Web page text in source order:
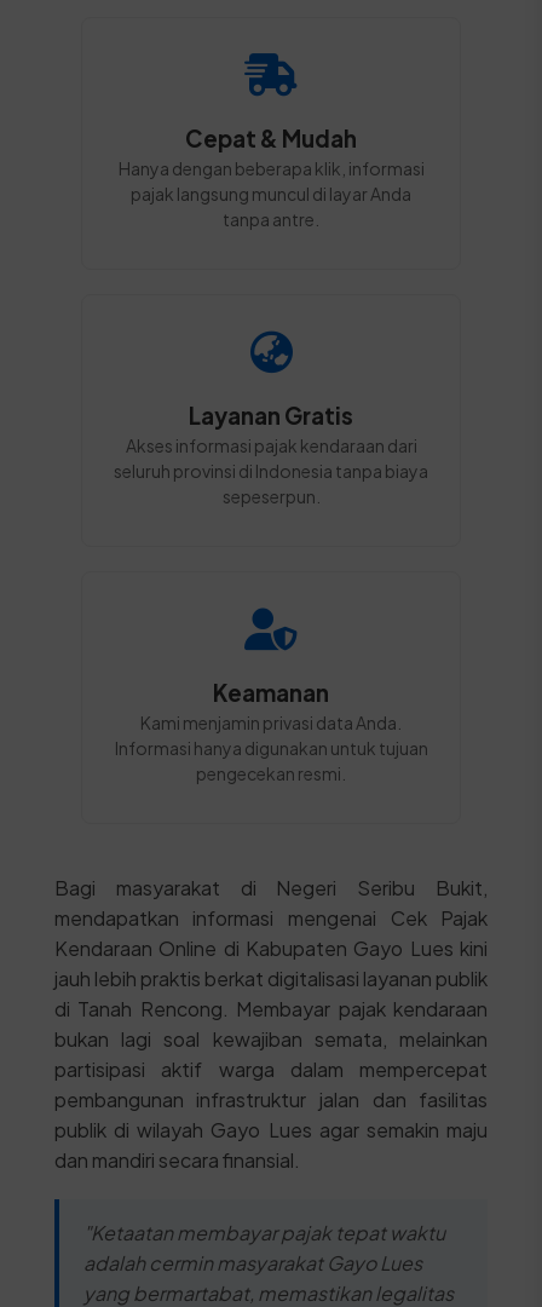
Cepat & Mudah
Hanya dengan beberapa klik, informasi
pajak langsung muncul di layar Anda
tanpa antre.
Layanan Gratis
Akses informasi pajak kendaraan dari
seluruh provinsi di Indonesia tanpa biaya
sepeserpun.
Keamanan
Kami menjamin privasi data Anda.
Informasi hanya digunakan untuk tujuan
pengecekan resmi.
Bagi masyarakat di Negeri Seribu Bukit,
mendapatkan informasi mengenai Cek Pajak
Kendaraan Online di Kabupaten Gayo Lues kini
jauh lebih praktis berkat digitalisasi layanan publik
di Tanah Rencong. Membayar pajak kendaraan
bukan lagi soal kewajiban semata, melainkan
partisipasi aktif warga dalam mempercepat
pembangunan infrastruktur jalan dan fasilitas
publik di wilayah Gayo Lues agar semakin maju
dan mandiri secara finansial.
"Ketaatan membayar pajak tepat waktu
adalah cermin masyarakat Gayo Lues
yang bermartabat, memastikan legalitas